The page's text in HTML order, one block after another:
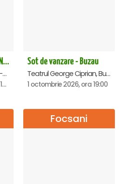
Sot de vanzare - Piatra Neamt
Teatrul Tineretului, Piatra-Neamt
30 septembrie 2026, ora 19:00
Sot de vanzare - Buzau
Teatrul George Ciprian, Buzau
1 octombrie 2026, ora 19:00
Focsani